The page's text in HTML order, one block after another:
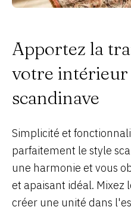
Apportez la
votre intérieur
scandinave
Simplicité et
parfaitement le style
une harmonie et vous
et apaisant idéal. Mixez
créer une unité dans